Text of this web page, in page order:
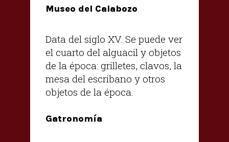
Museo del Calabozo
Data del siglo XV. Se puede ver
el cuarto del alguacil y objetos
de la época: grilletes, clavos, la
mesa del escribano y otros
objetos de la época.
Gatronomía